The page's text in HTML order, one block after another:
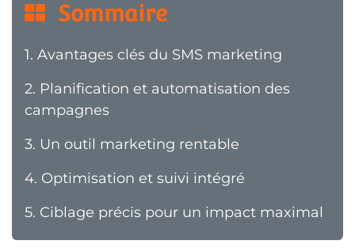
  Sommaire
1. Avantages clés du SMS marketing
2. Planification et automatisation des
campagnes
3. Un outil marketing rentable
4. Optimisation et suivi intégré
5. Ciblage précis pour un impact maximal